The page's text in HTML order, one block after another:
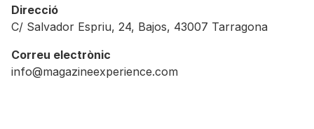
Direcció
C/ Salvador Espriu, 24, Bajos, 43007 Tarragona
Correu electrònic
info@magazineexperience.com